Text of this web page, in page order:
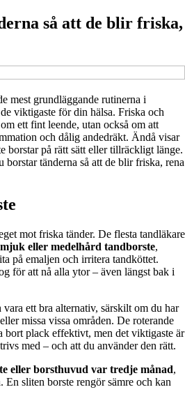
så att de blir friska,
mest grundläggande rutinerna i
viktigaste för din hälsa. Friska och
ett fint leende, utan också om att
och dålig andedräkt. Ändå visar
borstar på rätt sätt eller tillräckligt länge.
tänderna så att de blir friska, rena
mot friska tänder. De flesta tandläkare
mjuk eller medelhård tandborste,
på emaljen och irritera tandköttet.
för att nå alla ytor – även längst bak i
vara ett bra alternativ, särskilt om du har
missa vissa områden. De roterande
bort plack effektivt, men det viktigaste är
med – och att du använder den rätt.
eller borsthuvud var tredje månad,
En sliten borste rengör sämre och kan